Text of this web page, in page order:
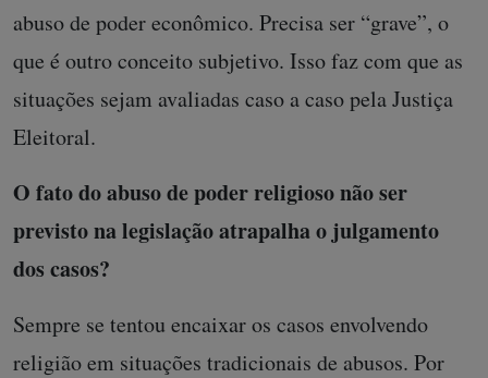
abuso de poder econômico. Precisa ser “grave”, o
que é outro conceito subjetivo. Isso faz com que as
situações sejam avaliadas caso a caso pela Justiça
Eleitoral.
O fato do abuso de poder religioso não ser
previsto na legislação atrapalha o julgamento
dos casos?
Sempre se tentou encaixar os casos envolvendo
religião em situações tradicionais de abusos. Por